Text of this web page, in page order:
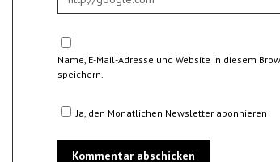
Name, E-Mail-Adresse und Website in diesem
speichern.
Ja, den Monatlichen Newsletter abonnieren